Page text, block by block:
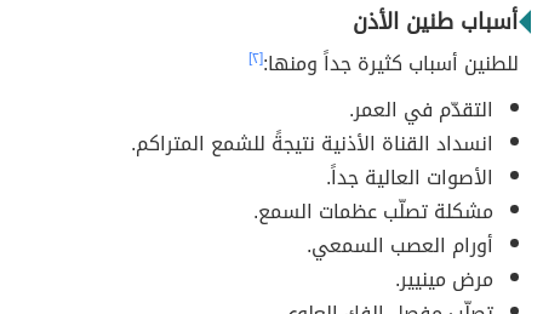
أسباب طنين الأذن
للطنين أسباب كثيرة جداً ومنها:[٢]
التقدّم في العمر.
انسداد القناة الأذنية نتيجةً للشمع المتراكم.
الأصوات العالية جداً.
مشكلة تصلّب عظمات السمع.
أورام العصب السمعي.
مرض مينيير.